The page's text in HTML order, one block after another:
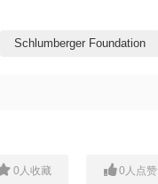
Schlumberger Foundation
0 人收藏 0 人点赞